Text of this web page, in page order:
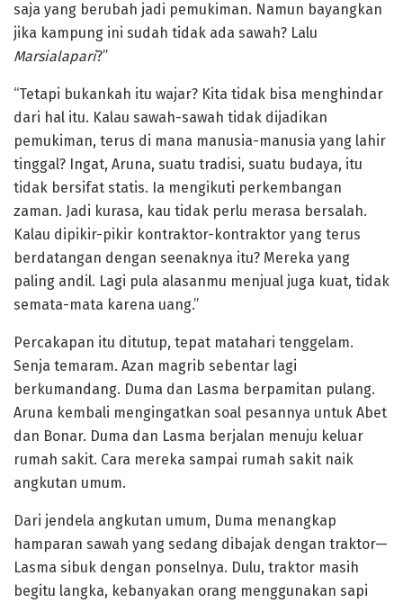
saja yang berubah jadi pemukiman. Namun bayangkan
jika kampung ini sudah tidak ada sawah? Lalu
Marsialapari?”
“Tetapi bukankah itu wajar? Kita tidak bisa menghindar
dari hal itu. Kalau sawah-sawah tidak dijadikan
pemukiman, terus di mana manusia-manusia yang lahir
tinggal? Ingat, Aruna, suatu tradisi, suatu budaya, itu
tidak bersifat statis. Ia mengikuti perkembangan
zaman. Jadi kurasa, kau tidak perlu merasa bersalah.
Kalau dipikir-pikir kontraktor-kontraktor yang terus
berdatangan dengan seenaknya itu? Mereka yang
paling andil. Lagi pula alasanmu menjual juga kuat, tidak
semata-mata karena uang.”
Percakapan itu ditutup, tepat matahari tenggelam.
Senja temaram. Azan magrib sebentar lagi
berkumandang. Duma dan Lasma berpamitan pulang.
Aruna kembali mengingatkan soal pesannya untuk Abet
dan Bonar. Duma dan Lasma berjalan menuju keluar
rumah sakit. Cara mereka sampai rumah sakit naik
angkutan umum.
Dari jendela angkutan umum, Duma menangkap
hamparan sawah yang sedang dibajak dengan traktor—
Lasma sibuk dengan ponselnya. Dulu, traktor masih
begitu langka, kebanyakan orang menggunakan sapi